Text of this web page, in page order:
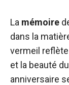
La mémoire
dans la
vermeil reflète
et la beauté du
anniversaire